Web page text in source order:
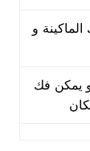
الماكينة و
210سم و يمكن فك